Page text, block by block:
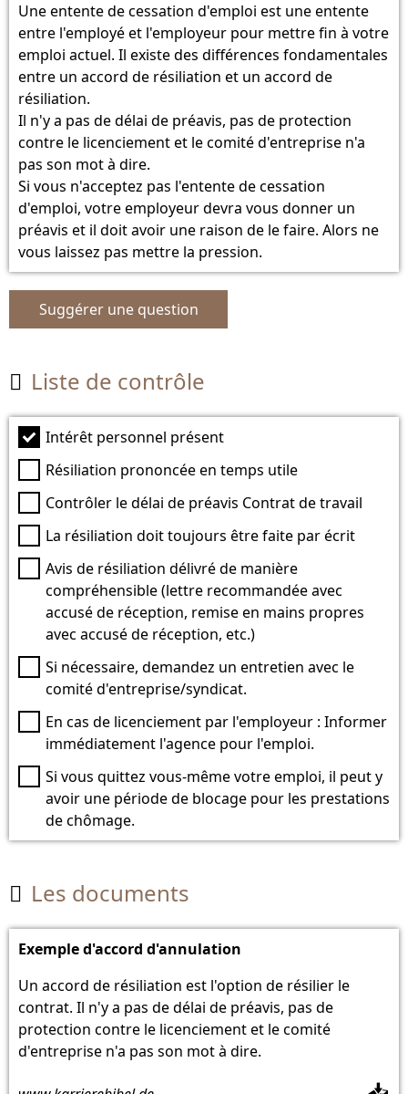
Une entente de cessation d'emploi est une entente
entre l'employé et l'employeur pour mettre fin à votre
emploi actuel. Il existe des différences fondamentales
entre un accord de résiliation et un accord de
résiliation.
Il n'y a pas de délai de préavis, pas de protection
contre le licenciement et le comité d'entreprise n'a
pas son mot à dire.
Si vous n'acceptez pas l'entente de cessation
d'emploi, votre employeur devra vous donner un
préavis et il doit avoir une raison de le faire. Alors ne
vous laissez pas mettre la pression.
Suggérer une question
 Liste de contrôle
Intérêt personnel présent
Résiliation prononcée en temps utile
Contrôler le délai de préavis Contrat de travail
La résiliation doit toujours être faite par écrit
Avis de résiliation délivré de manière
compréhensible (lettre recommandée avec
accusé de réception, remise en mains propres
avec accusé de réception, etc.)
Si nécessaire, demandez un entretien avec le
comité d'entreprise/syndicat.
En cas de licenciement par l'employeur : Informer
immédiatement l'agence pour l'emploi.
Si vous quittez vous-même votre emploi, il peut y
avoir une période de blocage pour les prestations
de chômage.
 Les documents
Exemple d'accord d'annulation
Un accord de résiliation est l'option de résilier le
contrat. Il n'y a pas de délai de préavis, pas de
protection contre le licenciement et le comité
d'entreprise n'a pas son mot à dire.